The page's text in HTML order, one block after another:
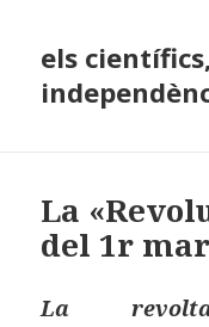
els
La
del 1r
La